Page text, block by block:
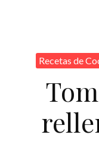
Recetas de